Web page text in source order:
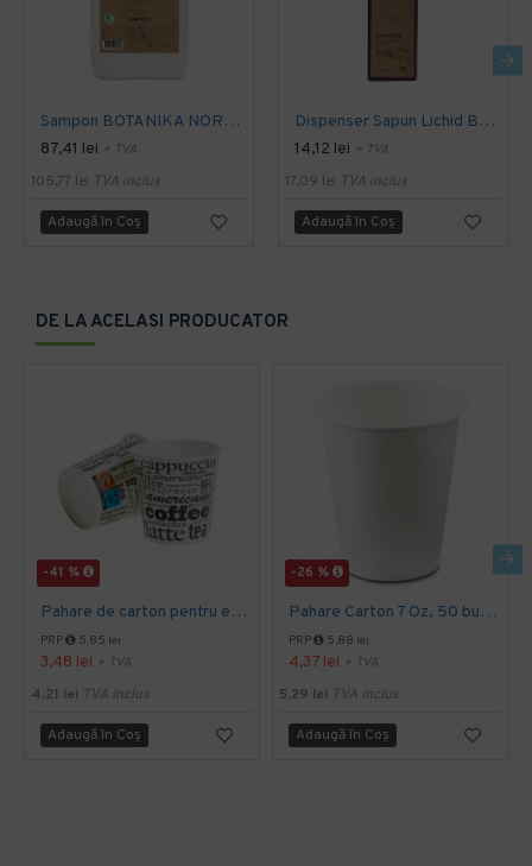
Sampon BOTANIKA NORDIC SWAN 5L -ECOLABEL -Nordic Argan
87,41 lei + TVA
105,77 lei TVA inclus
Adaugă în Coş
Dispenser Sapun Lichid Botanika 300ml
14,12 lei + TVA
17,09 lei TVA inclus
Adaugă în Coş
DE LA ACELASI PRODUCATOR
-41 %
Pahare de carton pentru espresso, 4 Oz, 50 buc/set
PRP 5,85 lei
3,48 lei + TVA
4,21 lei TVA inclus
Adaugă în Coş
-26 %
Pahare Carton 7 Oz, 50 buc/set
PRP 5,88 lei
4,37 lei + TVA
5,29 lei TVA inclus
Adaugă în Coş